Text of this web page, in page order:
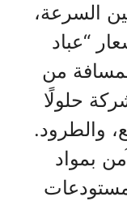
السرعة،
“عباد
من
حلولًا
والطرود.
بمواد
مستودعات